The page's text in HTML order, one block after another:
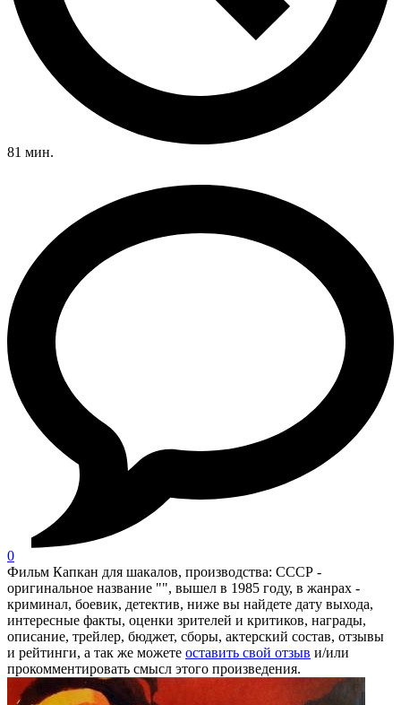
81 мин.
0
Фильм Капкан для шакалов, производства: СССР -
оригинальное название "", вышел в 1985 году, в жанрах -
криминал, боевик, детектив, ниже вы найдете дату выхода,
интересные факты, оценки зрителей и критиков, награды,
описание, трейлер, бюджет, сборы, актерский состав, отзывы
и рейтинги, а так же можете оставить свой отзыв и/или
прокомментировать смысл этого произведения.